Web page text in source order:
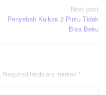
Next post
Penyebab Kulkas 2 Pintu Tidak
Bisa Beku
Required fields are marked *